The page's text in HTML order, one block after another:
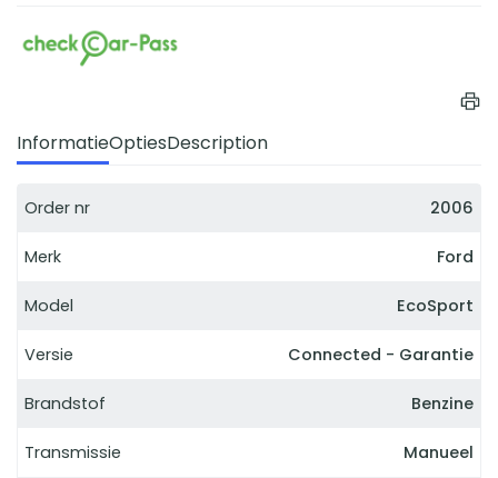
InformatieOptiesDescription
Order nr 2006
Merk Ford
Model EcoSport
Versie Connected - Garantie
Brandstof Benzine
Transmissie Manueel